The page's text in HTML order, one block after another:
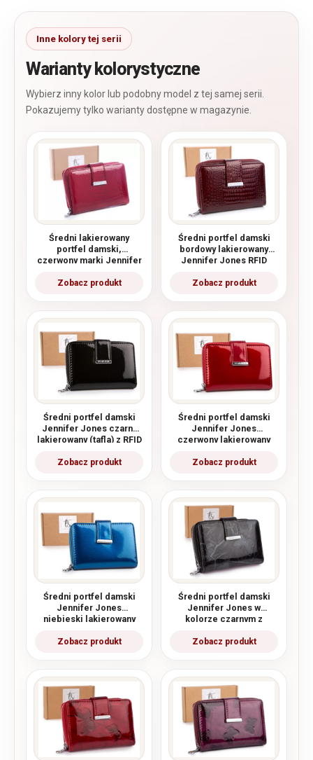
Warianty kolorystyczne
Średni lakierowany
portfel damski,
czerwony marki Jennifer
Średni portfel damski
bordowy lakierowany
Jennifer Jones RFID
Średni portfel damski
Jennifer Jones czarny
lakierowany (tafla) z RFID
Średni portfel damski
Jennifer Jones
czerwony lakierowany
Średni portfel damski
Jennifer Jones
niebieski lakierowany
Średni portfel damski
Jennifer Jones w
kolorze czarnym z